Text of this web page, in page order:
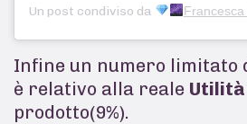
Un post condiviso da
Infine un numero limitato
è relativo alla reale Utilità
prodotto(9%).